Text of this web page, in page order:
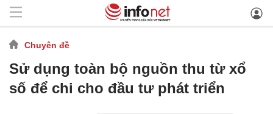
Chuyên đề
Sử dụng toàn bộ nguồn thu từ xổ
số để chi cho đầu tư phát triển